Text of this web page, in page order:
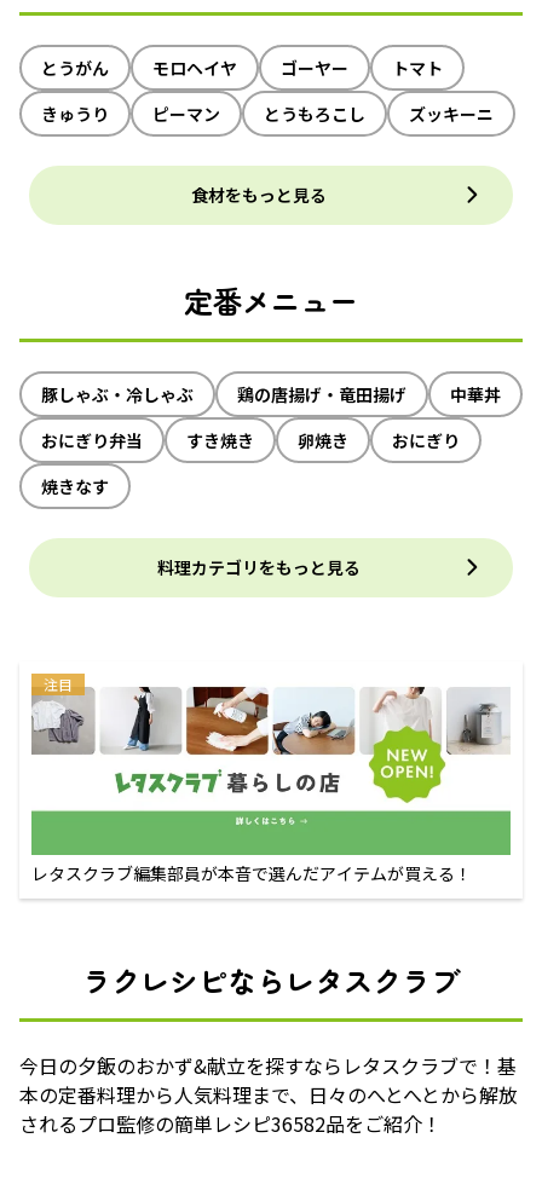
とうがん モロヘイヤ ゴーヤー
トマト
きゅうり
ピーマン とうもろこし ズッキーニ
食材をもっと見る
定番メニュー
豚しゃぶ・冷しゃぶ 鶏の唐揚げ・竜田揚げ
中華丼
おにぎり弁当
すき焼き 卵焼き
おにぎり
焼きなす
料理カテゴリをもっと見る
注目
レタスクラブ編集部員が本音で選んだアイテムが買える！
ラクレシピならレタスクラブ
今日の夕飯のおかず&献立を探すならレタスクラブで！基
本の定番料理から人気料理まで、日々のへとへとから解放
されるプロ監修の簡単レシピ36582品をご紹介！